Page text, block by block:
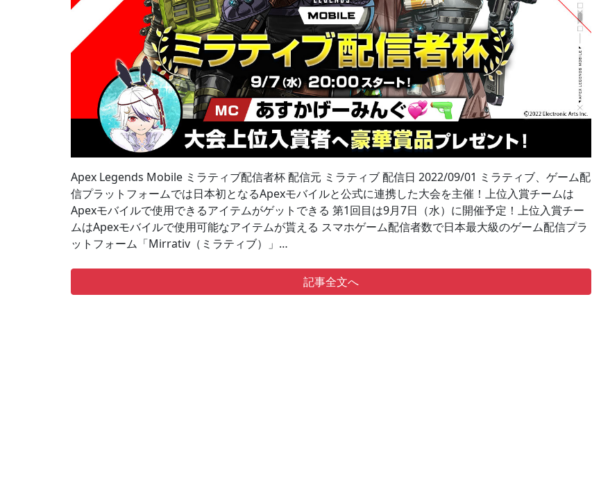
Apex Legends Mobile ミラティブ配信者杯 配信元 ミラティブ 配信日 2022/09/01 ミラティブ、ゲーム配
信プラットフォームでは日本初となるApexモバイルと公式に連携した大会を主催！上位入賞チームは
Apexモバイルで使用できるアイテムがゲットできる 第1回目は9月7日（水）に開催予定！上位入賞チー
ムはApexモバイルで使用可能なアイテムが貰える スマホゲーム配信者数で日本最大級のゲーム配信プラ
ットフォーム「Mirrativ（ミラティブ）」…
記事全文へ